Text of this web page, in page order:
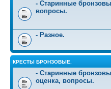
- Старинные
вопросы.
- Разное.
КРЕСТЫ БРОНЗОВЫЕ.
- Старинные
оценка, вопросы.